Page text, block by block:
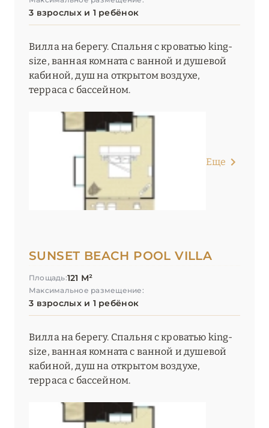
3 взрослых и 1 ребёнок
Вилла на берегу. Спальня с кроватью king-
size, ванная комната с ванной и душевой
кабиной, душ на открытом воздухе,
терраса с бассейном.
Еще
SUNSET BEACH POOL VILLA
Площадь:121 М²
Максимальное размещение:
3 взрослых и 1 ребёнок
Вилла на берегу. Спальня с кроватью king-
size, ванная комната с ванной и душевой
кабиной, душ на открытом воздухе,
терраса с бассейном.